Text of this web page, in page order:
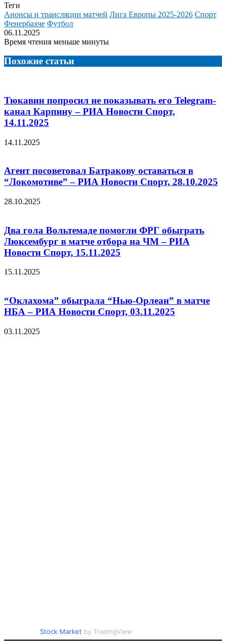
Теги
Анонсы и трансляции матчей Лига Европы 2025-2026 Спорт
Фенербахче Футбол
06.11.2025
Время чтения меньше минуты
Похожие статьи
Тюкавин попросил не показывать его Telegram-
канал Карпину – РИА Новости Спорт,
14.11.2025
14.11.2025
Агент посоветовал Батракову оставаться в
“Локомотиве” – РИА Новости Спорт, 28.10.2025
28.10.2025
Два гола Вольтемаде помогли ФРГ обыграть
Люксембург в матче отбора на ЧМ – РИА
Новости Спорт, 15.11.2025
15.11.2025
“Оклахома” обыграла “Нью-Орлеан” в матче
НБА – РИА Новости Спорт, 03.11.2025
03.11.2025
Stock Market by TradingView